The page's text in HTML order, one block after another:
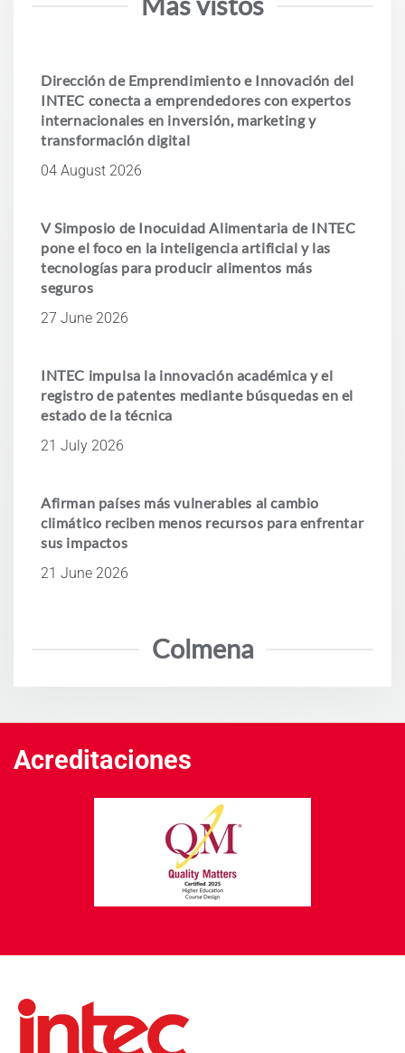
Dirección de Emprendimiento e Innovación del
INTEC conecta a emprendedores con expertos
internacionales en inversión, marketing y
transformación digital
04 August 2026
V Simposio de Inocuidad Alimentaria de INTEC
pone el foco en la inteligencia artificial y las
tecnologías para producir alimentos más
seguros
27 June 2026
INTEC impulsa la innovación académica y el
registro de patentes mediante búsquedas en el
estado de la técnica
21 July 2026
Afirman países más vulnerables al cambio
climático reciben menos recursos para enfrentar
sus impactos
21 June 2026
Colmena
Acreditaciones